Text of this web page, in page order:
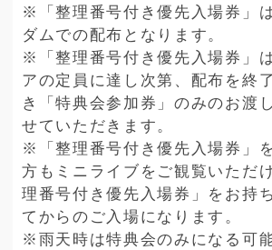
※「整理番号付き優先入場券」
ダムでの配布となります。
※「整理番号付き優先入場券」
アの定員に達し次第、配布を終
き「特典会参加券」のみのお渡
せていただきます。
※「整理番号付き優先入場券」
方もミニライブをご観覧いただ
理番号付き優先入場券」をお持
てからのご入場になります。
※雨天時は特典会のみになる可